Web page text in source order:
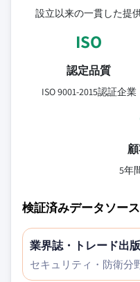
設立以来の一貫した提
ISO
認定品質
ISO 9001-2015認証企業
5年
検証済みデータソース
業界誌・トレード出
セキュリティ・防衛分